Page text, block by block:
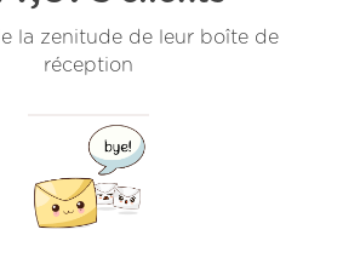
la zenitude de leur boîte de
réception